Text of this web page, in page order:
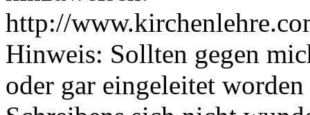
http://
Hinweis: Sollten gegen
oder gar eingeleitet